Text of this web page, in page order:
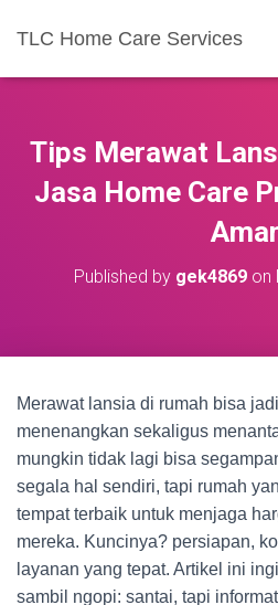
TLC Home Care Services
Tips Merawat
Jasa Home Care
Published by gek4869 on
Merawat lansia di rumah bisa
menenangkan sekaligus
mungkin tidak lagi bisa
segala hal sendiri, tapi rumah
tempat terbaik untuk menjaga
mereka. Kuncinya? persiapan,
layanan yang tepat. Artikel ini
sambil ngopi: santai, tapi